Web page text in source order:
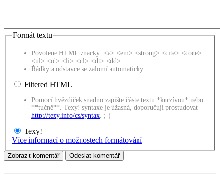
Formát textu
Povolené HTML značky: <a> <em> <strong> <cite> <code>
<ul> <ol> <li> <dl> <dt> <dd>
Řádky a odstavce se zalomí automaticky.
Filtered HTML
Pomocí hvězdiček snadno zapište částe textu *kurzívou* nebo
**tučně**. Texy! syntaxe je úžasná, doporučuji prostudovat
http://texy.info/cs/syntax . ;-)
Texy!
Více informací o možnostech formátování